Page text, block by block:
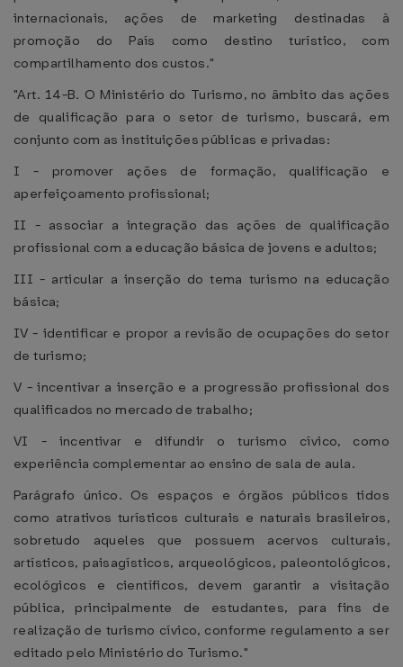
internacionais, ações de marketing destinadas à
promoção do País como destino turístico, com
compartilhamento dos custos."
"Art. 14-B. O Ministério do Turismo, no âmbito das ações
de qualificação para o setor de turismo, buscará, em
conjunto com as instituições públicas e privadas:
I - promover ações de formação, qualificação e
aperfeiçoamento profissional;
II - associar a integração das ações de qualificação
profissional com a educação básica de jovens e adultos;
III - articular a inserção do tema turismo na educação
básica;
IV - identificar e propor a revisão de ocupações do setor
de turismo;
V - incentivar a inserção e a progressão profissional dos
qualificados no mercado de trabalho;
VI - incentivar e difundir o turismo cívico, como
experiência complementar ao ensino de sala de aula.
Parágrafo único. Os espaços e órgãos públicos tidos
como atrativos turísticos culturais e naturais brasileiros,
sobretudo aqueles que possuem acervos culturais,
artísticos, paisagísticos, arqueológicos, paleontológicos,
ecológicos e científicos, devem garantir a visitação
pública, principalmente de estudantes, para fins de
realização de turismo cívico, conforme regulamento a ser
editado pelo Ministério do Turismo."